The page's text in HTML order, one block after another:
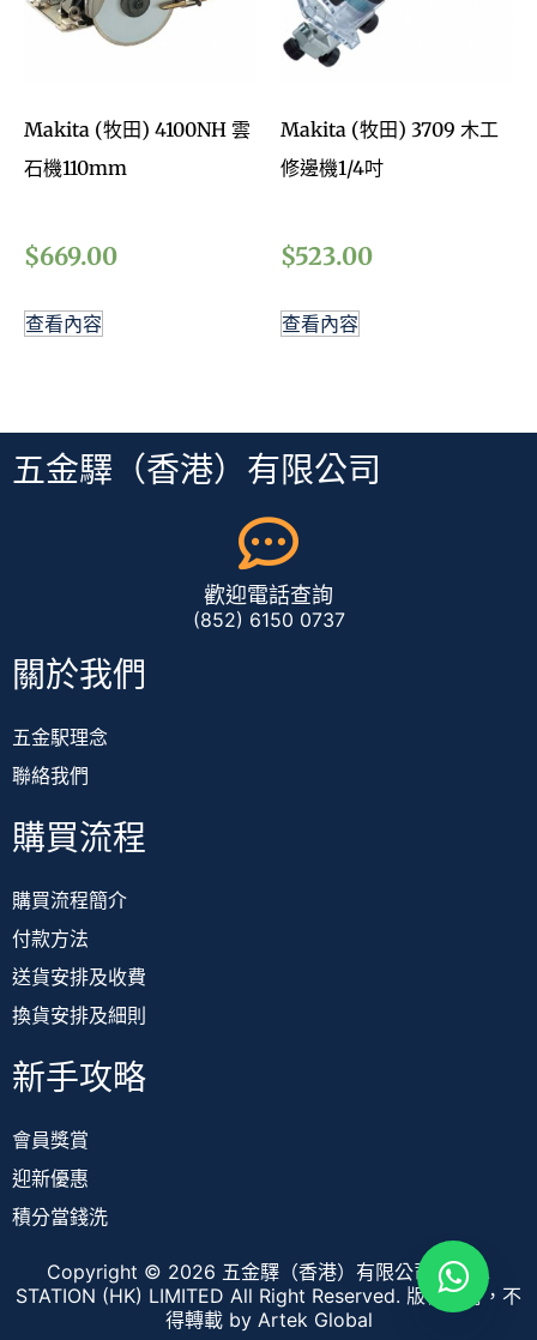
Makita (牧田) 4100NH 雲
石機110mm
$669.00
查看內容
Makita (牧田) 3709 木工
修邊機1/4吋
$523.00
查看內容
五金驛（香港）有限公司
歡迎電話查詢
(852) 6150 0737
關於我們
五金駅理念
聯絡我們
購買流程
購買流程簡介
付款方法
送貨安排及收費
換貨安排及細則
新手攻略
會員獎賞
迎新優惠
積分當錢洗
Copyright © 2026 五金驛（香港）有限公司 TOOL
STATION (HK) LIMITED All Right Reserved. 版權所有，不
得轉載 by Artek Global